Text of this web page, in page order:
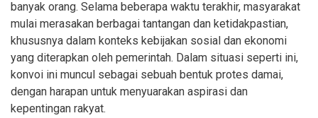
banyak orang. Selama beberapa waktu terakhir, masyarakat
mulai merasakan berbagai tantangan dan ketidakpastian,
khususnya dalam konteks kebijakan sosial dan ekonomi
yang diterapkan oleh pemerintah. Dalam situasi seperti ini,
konvoi ini muncul sebagai sebuah bentuk protes damai,
dengan harapan untuk menyuarakan aspirasi dan
kepentingan rakyat.